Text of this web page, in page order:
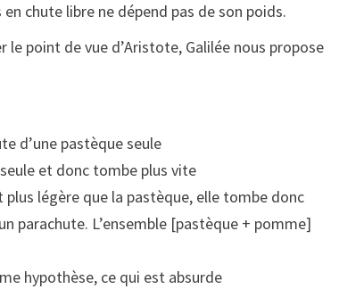
chute libre ne dépend pas de son poids.
point de vue d’Aristote, Galilée nous propose
d’une pastèque seule
et donc tombe plus vite
légère que la pastèque, elle tombe donc
parachute. L’ensemble [pastèque + pomme]
hypothèse, ce qui est absurde